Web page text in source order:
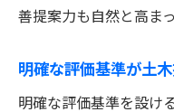
善提案力も自然と高ま
明確な評価基準が土
明確な評価基準を設け